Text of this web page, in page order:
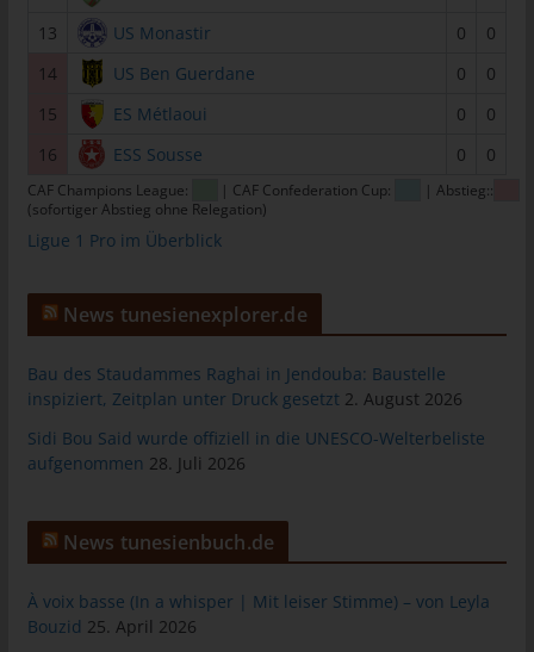
13
US Monastir 0
0
14
US Ben Guerdane 0
0
15
ES Métlaoui 0
0
16
ESS Sousse 0 0
CAF Champions League: | CAF Confederation Cup:
| Abstieg::
(sofortiger Abstieg ohne Relegation)
Ligue 1 Pro im Überblick
News tunesienexplorer.de
Bau des Staudammes Raghai in Jendouba: Baustelle
inspiziert, Zeitplan unter Druck gesetzt 2. August 2026
Sidi Bou Said wurde offiziell in die UNESCO-Welterbeliste
aufgenommen 28. Juli 2026
News tunesienbuch.de
À voix basse (In a whisper | Mit leiser Stimme) – von Leyla
Bouzid 25. April 2026
tunesienfussball.de
Uwe Wassenberg
Rue 2 Mars
4022 Akouda - Tunesien
Telefon: +216 216 16 616
E-Mail:
Die Internetseiten verwenden Cookies. Cookies sind
Textdateien, welche über einen Internetbrowser auf einem
Computersystem abgelegt und gespeichert werden.
Zahlreiche Internetseiten und Server verwenden Cookies. Viele
Cookies enthalten eine sogenannte Cookie-ID. Eine Cookie-ID
ist eine eindeutige Kennung des Cookies. Sie besteht aus einer
das Cookie gespeichert wurde. Dies ermöglicht es den
besuchten Internetseiten und Servern, den individuellen
Browser der betroffenen Person von anderen Internetbrowsern,
die andere Cookies enthalten, zu unterscheiden. Ein bestimmter
Internetbrowser kann über die eindeutige Cookie-ID